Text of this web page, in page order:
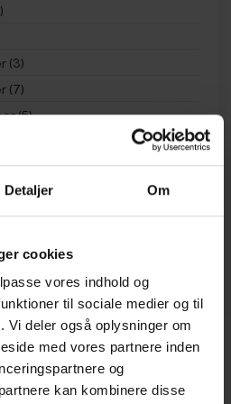
Detaljer Om
cookies
vores indhold og
til sociale medier og til
Vi deler også oplysninger om
med vores partnere inden
og
kan kombinere disse
(3)
(7)
(5)
(4)
FAQ & fjernbetjening (21)
en varmepumpeskjuler?
med at lave